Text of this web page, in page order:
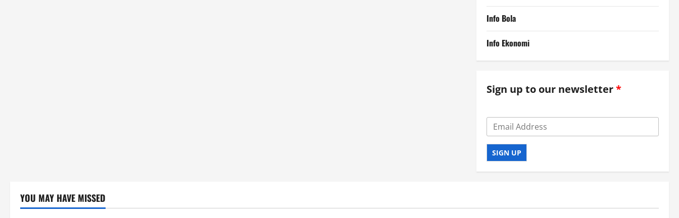
Info Bola
Info Ekonomi
Sign up to our newsletter
SIGN UP
YOU MAY HAVE MISSED